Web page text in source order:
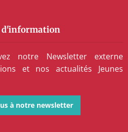
d'information
notre Newsletter externe
et nos actualités Jeunes
à notre newsletter